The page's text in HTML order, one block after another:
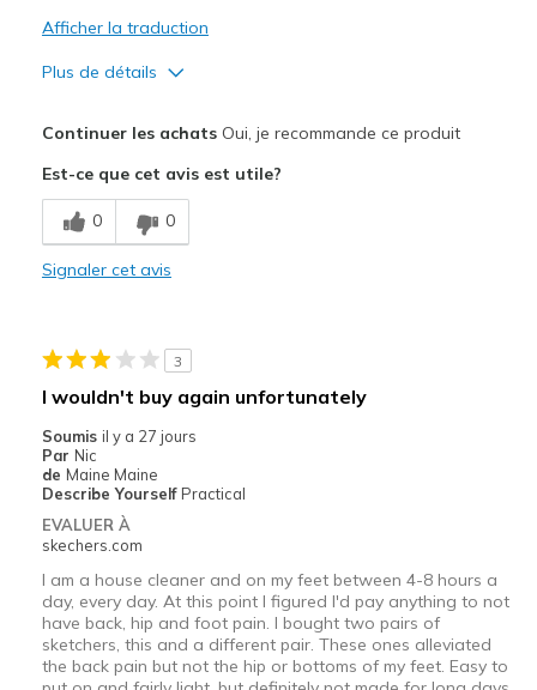
Afficher la traduction
Plus de détails
Breathe Well
Comfortable
Les meilleures utilisations
Going Out
Sizing
Feels true to size
View On Shoes
Shoes are for Wearing
Continuer les achatsOui, je recommande ce produit
Est-ce que cet avis est utile?
0 0
Signaler cet avis
3
I wouldn't buy again unfortunately
Soumis il y a 27 jours
Par Nic
de Maine Maine
Describe Yourself Practical
EVALUER À
skechers.com
I am a house cleaner and on my feet between 4-8 hours a
day, every day. At this point I figured I'd pay anything to not
have back, hip and foot pain. I bought two pairs of
sketchers, this and a different pair. These ones alleviated
the back pain but not the hip or bottoms of my feet. Easy to